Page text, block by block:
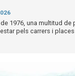
1976, una multitud de
pels carrers i